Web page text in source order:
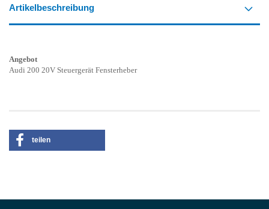
Artikelbeschreibung
Angebot
Audi 200 20V Steuergerät Fensterheber
teilen